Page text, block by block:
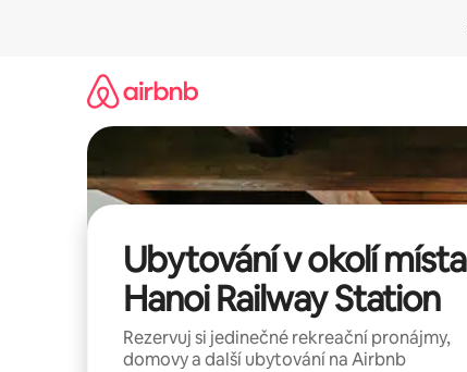
Ubytování v okolí místa
Hanoi Railway Station
Rezervuj si jedinečné rekreační pronájmy,
domovy a další ubytování na Airbnb